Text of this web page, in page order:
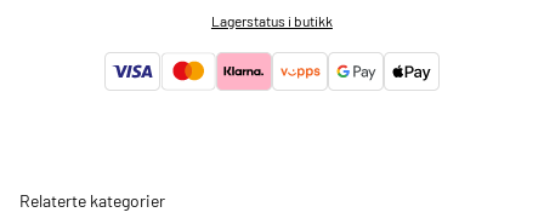
Lagerstatus i butikk
Relaterte kategorier